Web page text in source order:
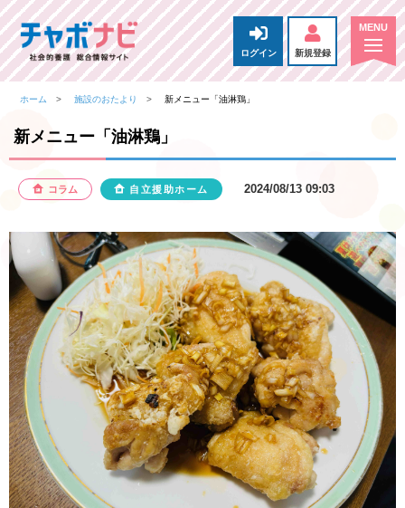
ログイン 新規登録
ホーム 施設のおたより 新メニュー「油淋鶏」
新メニュー「油淋鶏」
コラム 自立援助ホーム 2024/08/13 09:03